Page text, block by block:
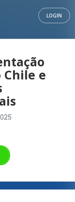
LOGIN
e